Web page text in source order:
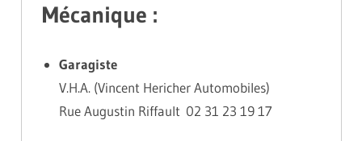
Mécanique :
Garagiste
V.H.A. (Vincent Hericher Automobiles)
Rue Augustin Riffault 02 31 23 19 17